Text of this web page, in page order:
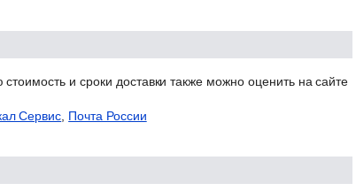
и сроки доставки также можно оценить на сайте
Сервис Почта России